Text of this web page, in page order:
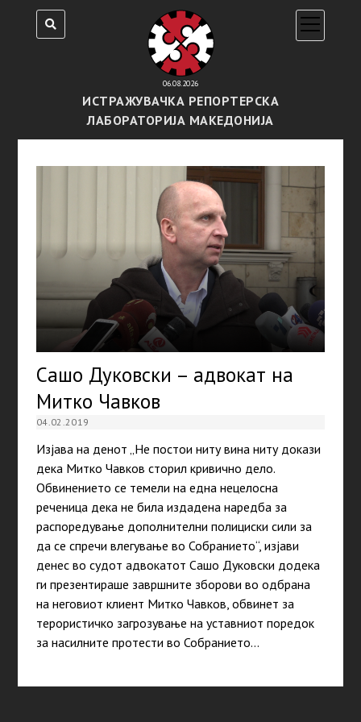
06.08.2026
ИСТРАЖУВАЧКА РЕПОРТЕРСКА
ЛАБОРАТОРИЈА МАКЕДОНИЈА
open
menu
Сашо Дуковски – адвокат на
Митко Чавков
04.02.2019
Изјава на денот „Не постои ниту вина ниту докази
дека Митко Чавков сторил кривично дело.
Обвинението се темели на една нецелосна
реченица дека не била издадена наредба за
распоредување дополнителни полициски сили за
да се спречи влегување во Собранието“, изјави
денес во судот адвокатот Сашо Дуковски додека
ги презентираше завршните зборови во одбрана
на неговиот клиент Митко Чавков, обвинет за
терористичко загрозување на уставниот поредок
за насилните протести во Собранието…